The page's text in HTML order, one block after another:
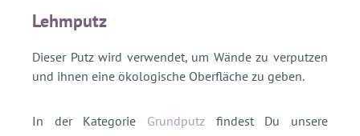
Lehmputz
Dieser Putz wird verwendet, um Wände zu verputzen
und ihnen eine ökologische Oberfläche zu geben.
In der Kategorie Grundputz findest Du unsere